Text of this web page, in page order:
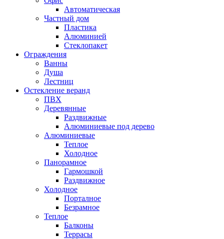
Автоматическая
Частный дом
Пластика
Алюминией
Стеклопакет
Ограждения
Ванны
Душа
Лестниц
Остекление веранд
ПВХ
Деревянные
Раздвижные
Алюминиевые под дерево
Алюминиевые
Теплое
Холодное
Панорамное
Гармошкой
Раздвижное
Холодное
Порталное
Безрамное
Теплое
Балконы
Террасы